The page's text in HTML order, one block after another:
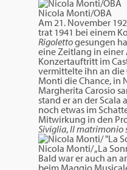
Nicola Monti/OBA
Am 21. November
trat 1941 bei einem
Rigolettogesungen
eine Zeitlang in einer
Konzertauftritt im
vermittelte ihn an die
Monti die Chance, in
Margherita Carosio
stand er an der Scala
noch etwas im
Mitwirkung in den
Siviglia,Il matrimonio
Nicola Monti/ „La
Bald war er auch an
beim Maggio